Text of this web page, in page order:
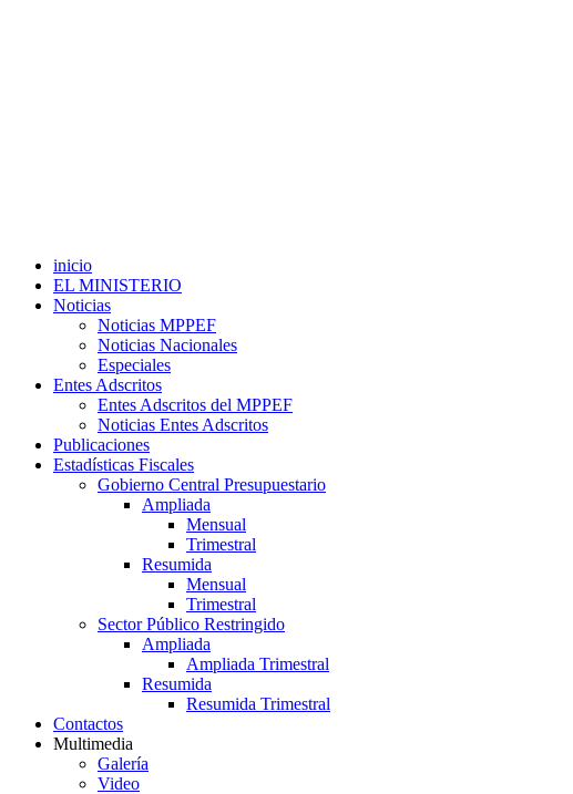
inicio
EL MINISTERIO
Noticias
Noticias MPPEF
Noticias Nacionales
Especiales
Entes Adscritos
Entes Adscritos del MPPEF
Noticias Entes Adscritos
Publicaciones
Estadísticas Fiscales
Gobierno Central Presupuestario
Ampliada
Mensual
Trimestral
Resumida
Mensual
Trimestral
Sector Público Restringido
Ampliada
Ampliada Trimestral
Resumida
Resumida Trimestral
Contactos
Multimedia
Galería
Video